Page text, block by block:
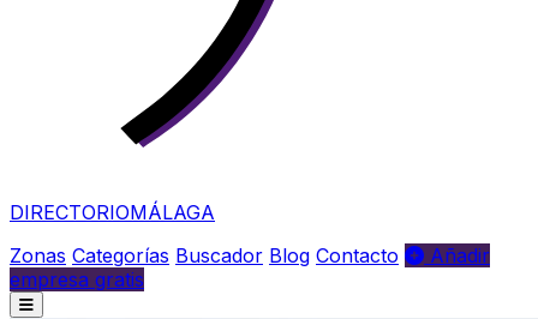
DIRECTORIOMÁLAGA
Zonas Categorías Buscador Blog Contacto
Añadir
empresa gratis